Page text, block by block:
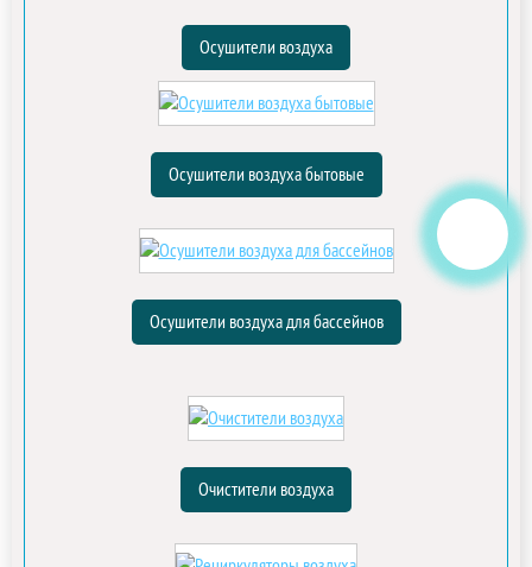
Осушители воздуха
Осушители воздуха бытовые
Осушители воздуха для бассейнов
Очистители воздуха